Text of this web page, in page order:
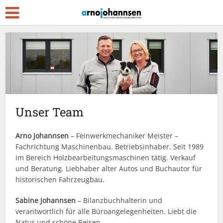
Unser Team
Arno Johannsen – Feinwerkmechaniker Meister –
Fachrichtung Maschinenbau. Betriebsinhaber. Seit 1989
im Bereich Holzbearbeitungsmaschinen tätig. Verkauf
und Beratung. Liebhaber alter Autos und Buchautor für
historischen Fahrzeugbau.
Sabine Johannsen– Bilanzbuchhalterin und
verantwortlich für alle Büroangelegenheiten. Liebt die